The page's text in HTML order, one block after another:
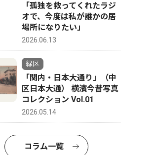
「孤独を救ってくれたラジ
オで、今度は私が誰かの居
場所になりたい」
2026.06.13
緑区
「関内・日本大通り」（中
区日本大通） 横濱今昔写真
コレクション Vol.01
2026.05.14
コラム一覧